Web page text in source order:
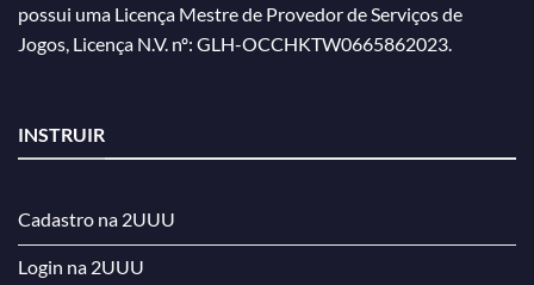
possui uma Licença Mestre de Provedor de Serviços de
Jogos, Licença N.V. nº: GLH-OCCHKTW0665862023.
INSTRUIR
Cadastro na 2UUU
Login na 2UUU